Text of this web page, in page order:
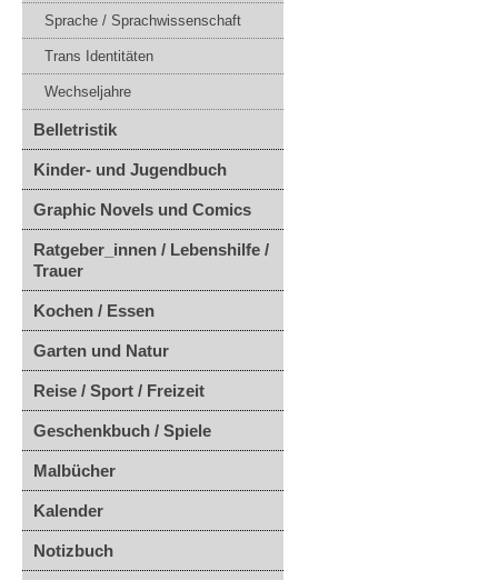
Sprache / Sprachwissenschaft
Trans Identitäten
Wechseljahre
Belletristik
Kinder- und Jugendbuch
Graphic Novels und Comics
Ratgeber_innen / Lebenshilfe /
Trauer
Kochen / Essen
Garten und Natur
Reise / Sport / Freizeit
Geschenkbuch / Spiele
Malbücher
Kalender
Notizbuch